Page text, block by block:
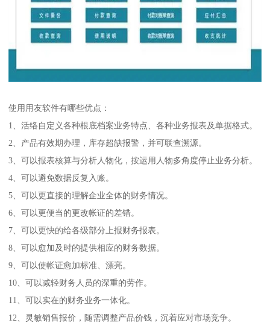
使用用友软件有哪些优点：
1、活络自定义各种根底档案业务特点、各种业务报表及单据格式。
2、产品有效期办理，库存超缺报警，并可联查溯源。
3、可以报表核算与分析人物化，按运用人物多角度停止业务分析。
4、可以避免数据反复入账。
5、可以更直接的理解企业全体的财务情况。
6、可以更便当的更改帐证的差错。
7、可以更快的给各级部分上报财务报表。
8、可以愈加及时的提供相应的财务数据。
9、可以使帐证愈加标准、漂亮。
10、可以减轻财务人员的深重的劳作。
11、可以实在的财务业务一体化。
12、灵敏销售报价，随需调整产品价钱，沉着应对市场竞争。